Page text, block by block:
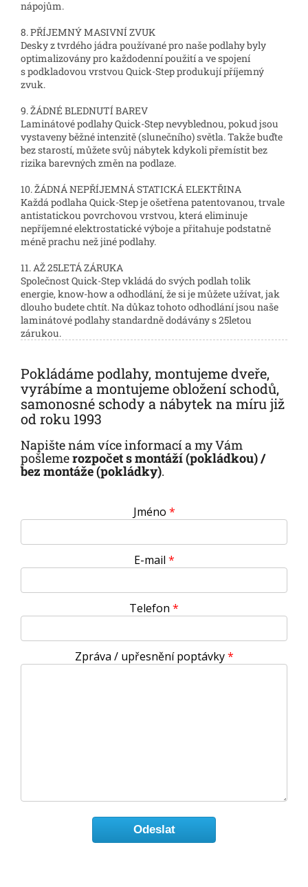
nápojům.
8. PŘÍJEMNÝ MASIVNÍ ZVUK
Desky z tvrdého jádra používané pro naše podlahy byly
optimalizovány pro každodenní použití a ve spojení
s podkladovou vrstvou Quick-Step produkují příjemný
zvuk.
9. ŽÁDNÉ BLEDNUTÍ BAREV
Laminátové podlahy Quick-Step nevyblednou, pokud jsou
vystaveny běžné intenzitě (slunečního) světla. Takže buďte
bez starostí, můžete svůj nábytek kdykoli přemístit bez
rizika barevných změn na podlaze.
10. ŽÁDNÁ NEPŘÍJEMNÁ STATICKÁ ELEKTŘINA
Každá podlaha Quick-Step je ošetřena patentovanou, trvale
antistatickou povrchovou vrstvou, která eliminuje
nepříjemné elektrostatické výboje a přitahuje podstatně
méně prachu než jiné podlahy.
11. AŽ 25LETÁ ZÁRUKA
Společnost Quick-Step vkládá do svých podlah tolik
energie, know-how a odhodlání, že si je můžete užívat, jak
dlouho budete chtít. Na důkaz tohoto odhodlání jsou naše
laminátové podlahy standardně dodávány s 25letou
zárukou.
Pokládáme podlahy, montujeme dveře,
vyrábíme a montujeme obložení schodů,
samonosné schody a nábytek na míru již
od roku 1993
Napište nám více informací a my Vám
pošlemerozpočet s montáží (pokládkou) /
bez montáže (pokládky).